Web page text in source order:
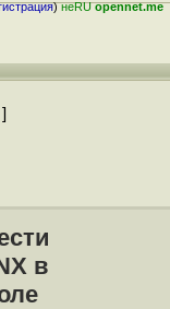
)неRUopennet.me
в